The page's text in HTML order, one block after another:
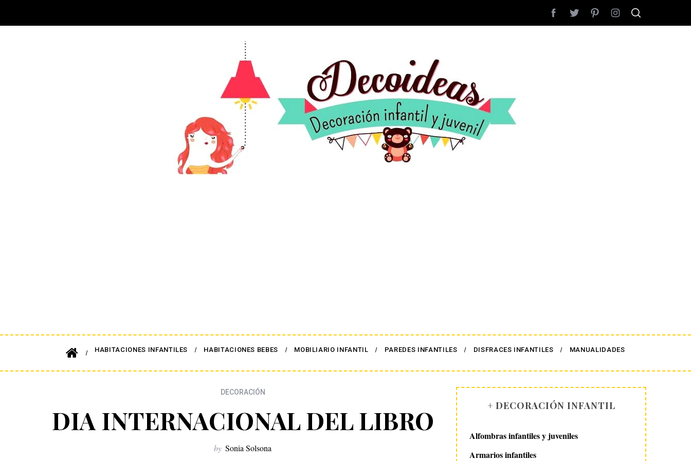
HABITACIONES INFANTILES HABITACIONES BEBES MOBILIARIO INFANTIL PAREDES INFANTILES DISFRACES INFANTILES MANUALIDADES
DECORACIÓN
DIA INTERNACIONAL DEL LIBRO
by Sonia Solsona
+ DECORACIÓN INFANTIL
Alfombras infantiles y juveniles
Armarios infantiles